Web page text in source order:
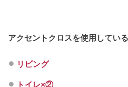
アクセントクロスを使用してい
リビング
トイレ×②